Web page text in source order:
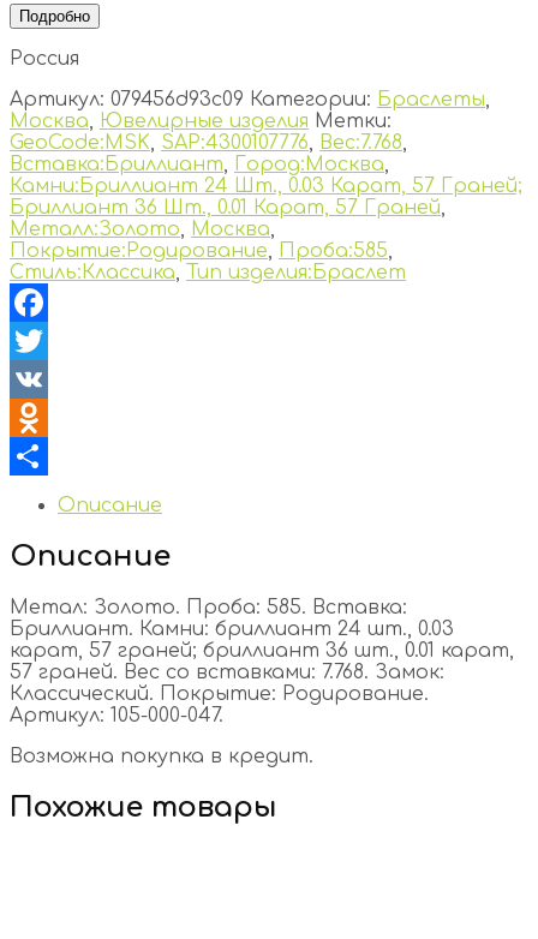
Подробно
Россия
Артикул: 079456d93c09 Категории: Браслеты,
Москва, Ювелирные изделия Метки:
GeoCode:MSK, SAP:4300107776, Вес:7.768,
Вставка:Бриллиант, Город:Москва,
Камни:Бриллиант 24 Шт., 0.03 Карат, 57 Граней;
Бриллиант 36 Шт., 0.01 Карат, 57 Граней,
Металл:Золото, Москва,
Покрытие:Родирование, Проба:585,
Стиль:Классика, Тип изделия:Браслет
Facebook
Twitter
VK
Odnoklassniki
Отправить
Описание
Описание
Метал: Золото. Проба: 585. Вставка:
Бриллиант. Камни: бриллиант 24 шт., 0.03
карат, 57 граней; бриллиант 36 шт., 0.01 карат,
57 граней. Вес со вставками: 7.768. Замок:
Классический. Покрытие: Родирование.
Артикул: 105-000-047.
Возможна покупка в кредит.
Похожие товары